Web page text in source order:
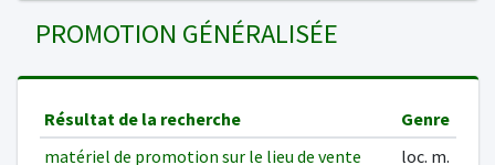
PROMOTION GÉNÉRALISÉE
Résultat de la recherche
Genre
matériel de promotion sur le lieu de vente
loc. m.